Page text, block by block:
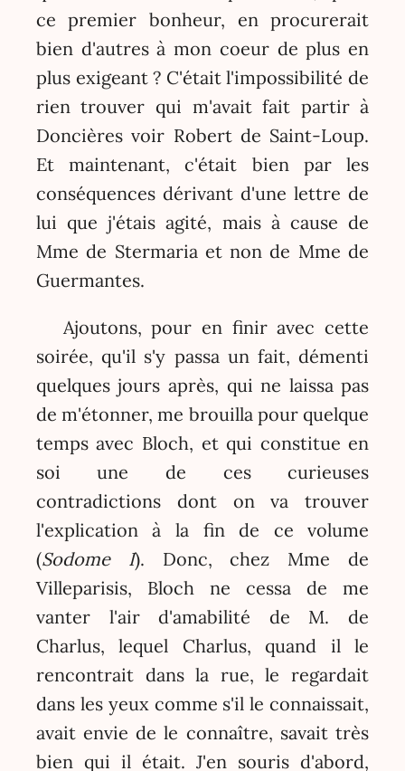
ce premier bonheur, en procurerait
bien d'autres à mon coeur de plus en
plus exigeant ? C'était l'impossibilité de
rien trouver qui m'avait fait partir à
Doncières voir Robert de Saint-Loup.
Et maintenant, c'était bien par les
conséquences dérivant d'une lettre de
lui que j'étais agité, mais à cause de
Mme de Stermaria et non de Mme de
Guermantes.
Ajoutons, pour en finir avec cette
soirée, qu'il s'y passa un fait, démenti
quelques jours après, qui ne laissa pas
de m'étonner, me brouilla pour quelque
temps avec Bloch, et qui constitue en
soi une de ces curieuses
contradictions dont on va trouver
l'explication à la fin de ce volume
(Sodome I). Donc, chez Mme de
Villeparisis, Bloch ne cessa de me
vanter l'air d'amabilité de M. de
Charlus, lequel Charlus, quand il le
rencontrait dans la rue, le regardait
dans les yeux comme s'il le connaissait,
avait envie de le connaître, savait très
bien qui il était. J'en souris d'abord,